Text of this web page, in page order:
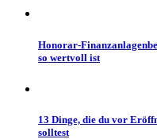
Honorar-
so wertvoll ist
13 Dinge, die du vor
solltest